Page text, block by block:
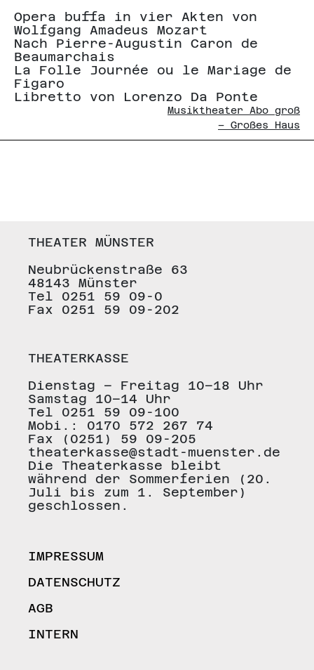
Opera buffa in vier Akten von
Wolfgang Amadeus Mozart
Nach Pierre-Augustin Caron de
Beaumarchais
La Folle Journée ou le Mariage de
Figaro
Libretto von Lorenzo Da Ponte
Musiktheater Abo groß
– Großes Haus
THEATER MÜNSTER
Neubrückenstraße 63
48143 Münster
Tel 0251 59 09-0
Fax 0251 59 09-202
THEATERKASSE
Dienstag – Freitag 10–18 Uhr
Samstag 10–14 Uhr
Tel 0251 59 09-100
Mobi.: 0170 572 267 74
Fax (0251) 59 09-205
theaterkasse@stadt-muenster.de
Die Theaterkasse bleibt
während der Sommerferien (20.
Juli bis zum 1. September)
geschlossen.
IMPRESSUM
DATENSCHUTZ
AGB
INTERN